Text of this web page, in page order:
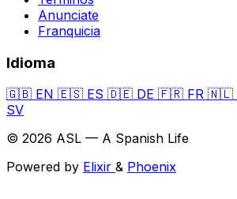
Anunciate
Franquicia
Idioma
🇬🇧 EN 🇪🇸 ES 🇩🇪 DE 🇫🇷 FR 🇳🇱
SV
© 2026 ASL — A Spanish Life
Powered by Elixir & Phoenix